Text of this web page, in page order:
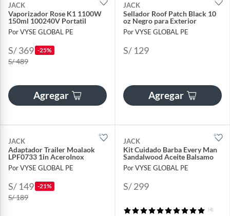
JACK
Vaporizador Rose K1 1100W
150ml 100240V Portatil
Por VYSE GLOBAL PE
S/ 369 -25%
S/ 489
Agregar
JACK
Sellador Roof Patch Black 10
oz Negro para Exterior
Por VYSE GLOBAL PE
S/ 129
Agregar
JACK
Adaptador Trailer Moalaok
LPF0733 1in AceroInox
Por VYSE GLOBAL PE
S/ 149 -21%
S/ 189
JACK
Kit Cuidado Barba Every Man
Sandalwood Aceite Balsamo
Por VYSE GLOBAL PE
S/ 299
(4)